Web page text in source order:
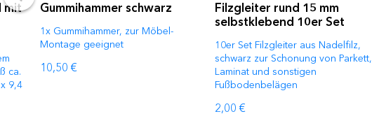
mit
ca.
9,4
Gummihammer schwarz
1x Gummihammer, zur Möbel-
Montage geeignet
10,50 €
Filzgleiter rund 15 mm
selbstklebend 10er Set
10er Set Filzgleiter aus Nadelfilz,
schwarz zur Schonung von Parkett,
Laminat und sonstigen
Fußbodenbelägen
2,00 €